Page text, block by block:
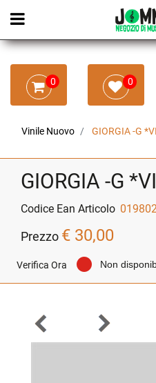
Open menu
0 0
Vinile Nuovo GIORGIA -G
GIORGIA -G
Codice Ean Articolo
Prezzo € 30,00
Verifica Ora Non